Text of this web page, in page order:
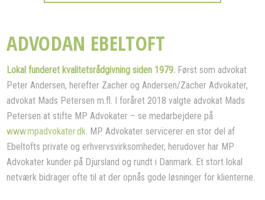
ADVODAN EBELTOFT
Lokal funderet kvalitetsrådgivning siden 1979. Først som advokat
Peter Andersen, herefter Zacher og Andersen/Zacher Advokater,
advokat Mads Petersen m.fl. I foråret 2018 valgte advokat Mads
Petersen at stifte MP Advokater – se medarbejdere på
www.mpadvokater.dk. MP Advokater servicerer en stor del af
Ebeltofts private og erhvervsvirksomheder, herudover har MP
Advokater kunder på Djursland og rundt i Danmark. Et stort lokal
netværk bidrager ofte til at der opnås gode løsninger for klienterne.